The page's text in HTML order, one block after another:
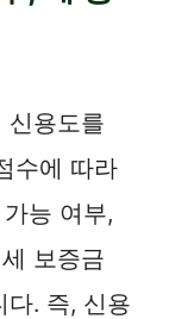
신용도를
수에 따라
능 여부,
보증금
다. 즉, 신용